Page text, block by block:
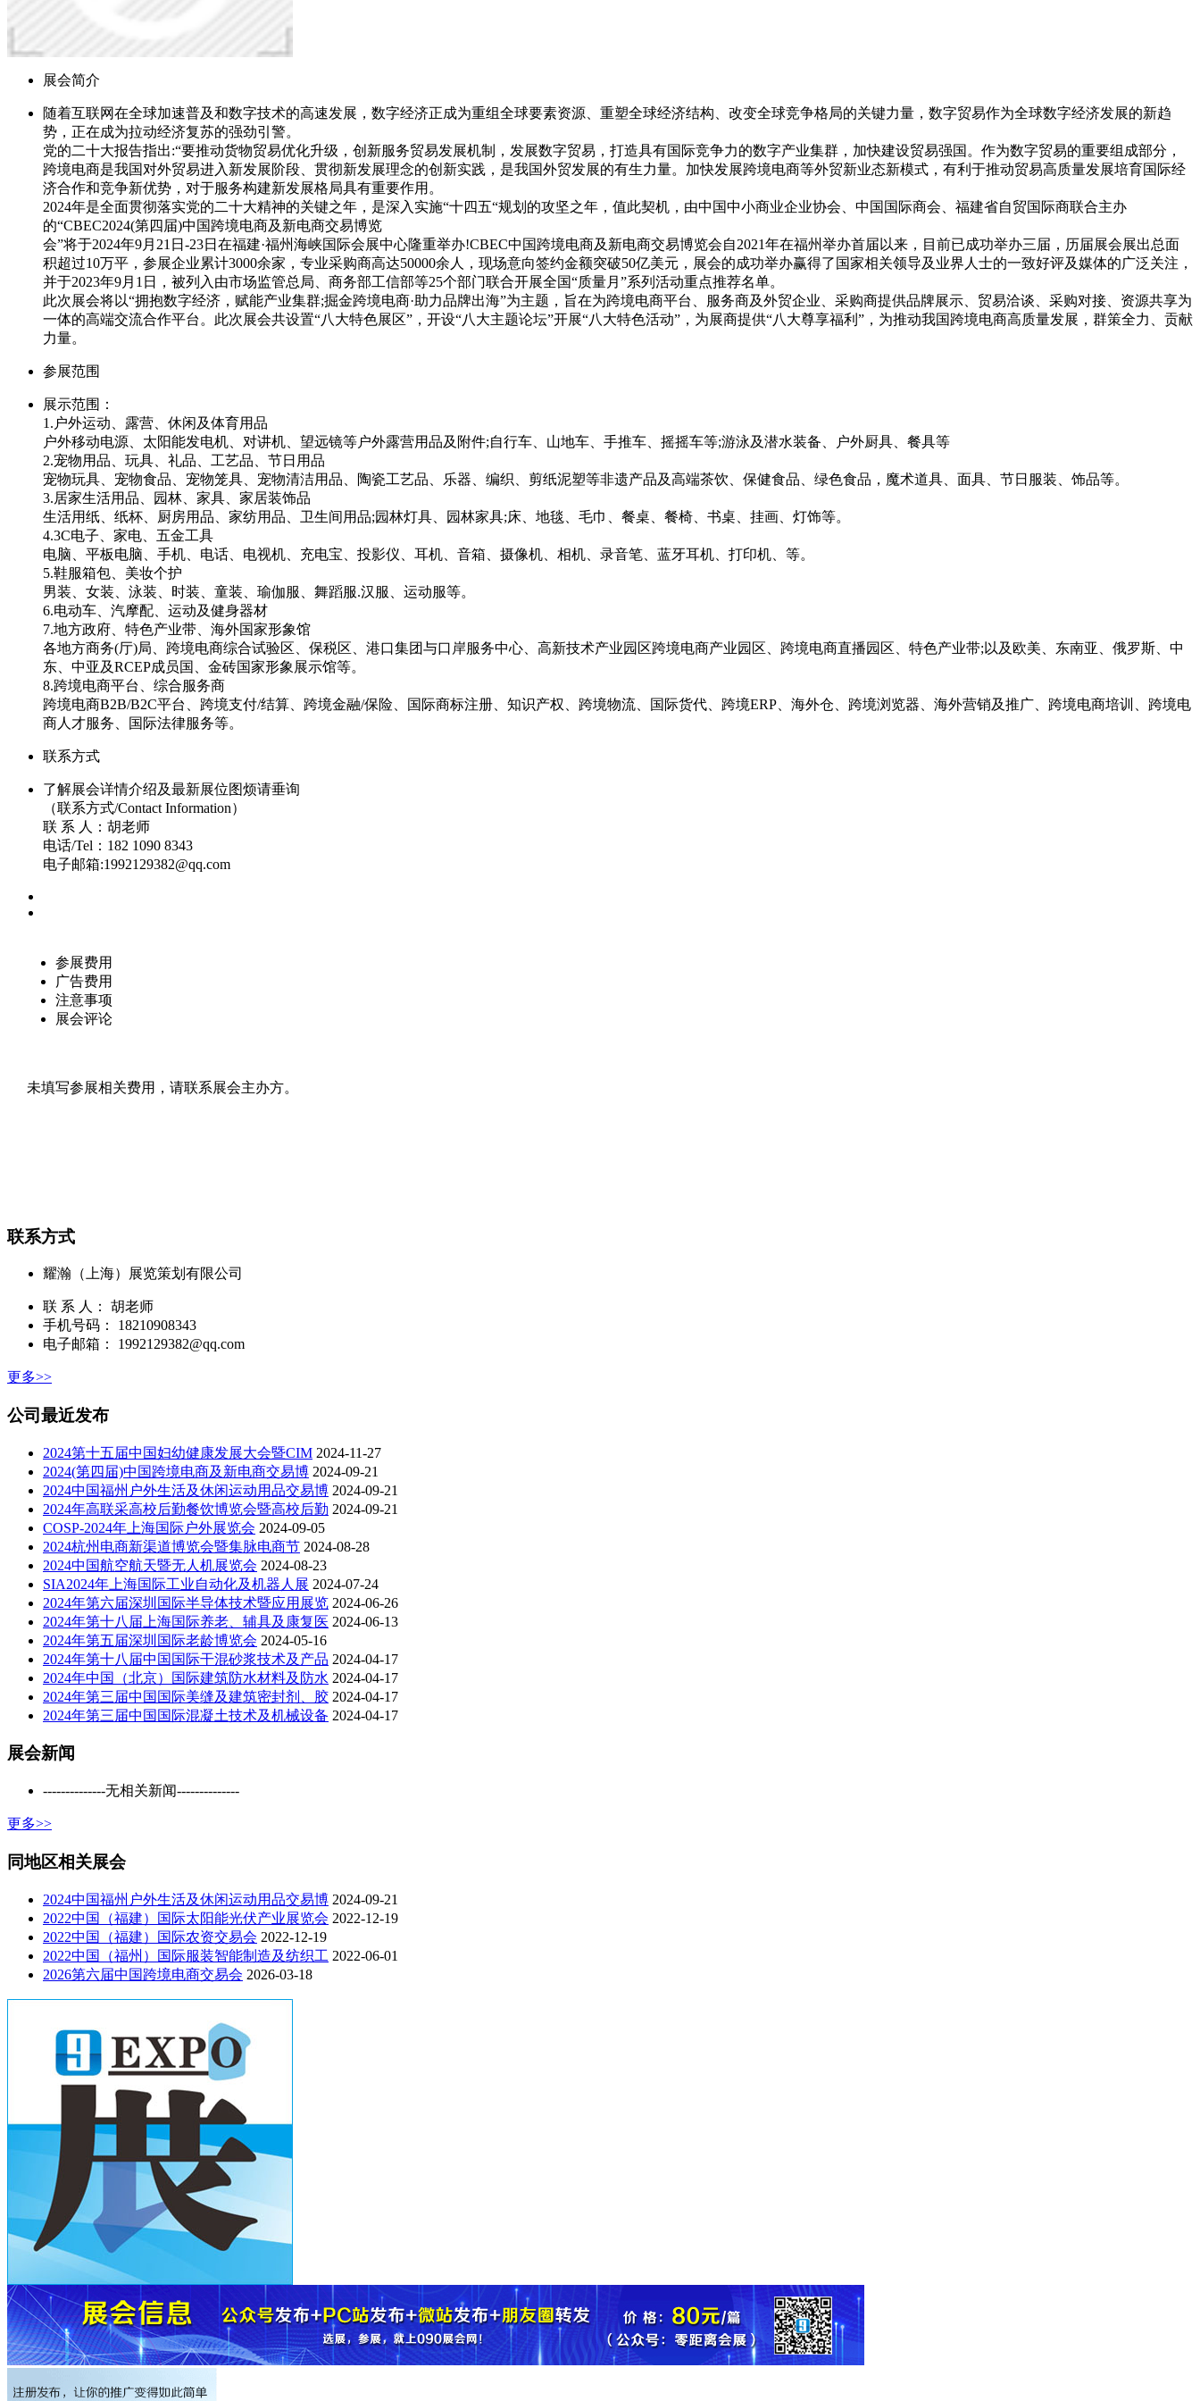
展会简介
随着互联网在全球加速普及和数字技术的高速发展，数字经济正成为重组全球要素资源、重塑全球经济结构、改变全球竞争格局的关键力量，数字贸易作为全球数字经济发展的新趋
势，正在成为拉动经济复苏的强劲引警。
党的二十大报告指出:“要推动货物贸易优化升级，创新服务贸易发展机制，发展数字贸易，打造具有国际竞争力的数字产业集群，加快建设贸易强国。作为数字贸易的重要组成部分，
跨境电商是我国对外贸易进入新发展阶段、贯彻新发展理念的创新实践，是我国外贸发展的有生力量。加快发展跨境电商等外贸新业态新模式，有利于推动贸易高质量发展培育国际经
济合作和竞争新优势，对于服务构建新发展格局具有重要作用。
2024年是全面贯彻落实党的二十大精神的关键之年，是深入实施“十四五“规划的攻坚之年，值此契机，由中国中小商业企业协会、中国国际商会、福建省自贸国际商联合主办
的“CBEC2024(第四届)中国跨境电商及新电商交易博览
会”将于2024年9月21日-23日在福建·福州海峡国际会展中心隆重举办!CBEC中国跨境电商及新电商交易博览会自2021年在福州举办首届以来，目前已成功举办三届，历届展会展出总面
积超过10万平，参展企业累计3000余家，专业采购商高达50000余人，现场意向签约金额突破50亿美元，展会的成功举办赢得了国家相关领导及业界人士的一致好评及媒体的广泛关注，
并于2023年9月1日，被列入由市场监管总局、商务部工信部等25个部门联合开展全国“质量月”系列活动重点推荐名单。
此次展会将以“拥抱数字经济，赋能产业集群;掘金跨境电商·助力品牌出海”为主题，旨在为跨境电商平台、服务商及外贸企业、采购商提供品牌展示、贸易洽谈、采购对接、资源共享为
一体的高端交流合作平台。此次展会共设置“八大特色展区”，开设“八大主题论坛”开展“八大特色活动”，为展商提供“八大尊享福利”，为推动我国跨境电商高质量发展，群策全力、贡献
力量。
参展范围
展示范围：
1.户外运动、露营、休闲及体育用品
户外移动电源、太阳能发电机、对讲机、望远镜等户外露营用品及附件;自行车、山地车、手推车、摇摇车等;游泳及潜水装备、户外厨具、餐具等
2.宠物用品、玩具、礼品、工艺品、节日用品
宠物玩具、宠物食品、宠物笼具、宠物清洁用品、陶瓷工艺品、乐器、编织、剪纸泥塑等非遗产品及高端茶饮、保健食品、绿色食品，魔术道具、面具、节日服装、饰品等。
3.居家生活用品、园林、家具、家居装饰品
生活用纸、纸杯、厨房用品、家纺用品、卫生间用品;园林灯具、园林家具;床、地毯、毛巾、餐桌、餐椅、书桌、挂画、灯饰等。
4.3C电子、家电、五金工具
电脑、平板电脑、手机、电话、电视机、充电宝、投影仪、耳机、音箱、摄像机、相机、录音笔、蓝牙耳机、打印机、等。
5.鞋服箱包、美妆个护
男装、女装、泳装、时装、童装、瑜伽服、舞蹈服.汉服、运动服等。
6.电动车、汽摩配、运动及健身器材
7.地方政府、特色产业带、海外国家形象馆
各地方商务(厅)局、跨境电商综合试验区、保税区、港口集团与口岸服务中心、高新技术产业园区跨境电商产业园区、跨境电商直播园区、特色产业带;以及欧美、东南亚、俄罗斯、中
东、中亚及RCEP成员国、金砖国家形象展示馆等。
8.跨境电商平台、综合服务商
跨境电商B2B/B2C平台、跨境支付/结算、跨境金融/保险、国际商标注册、知识产权、跨境物流、国际货代、跨境ERP、海外仓、跨境浏览器、海外营销及推广、跨境电商培训、跨境电
商人才服务、国际法律服务等。
联系方式
了解展会详情介绍及最新展位图烦请垂询
（联系方式/Contact Information）
联 系 人：胡老师
电话/Tel：182 1090 8343
电子邮箱:1992129382@qq.com
参展费用
广告费用
注意事项
展会评论
未填写参展相关费用，请联系展会主办方。
联系方式
耀瀚（上海）展览策划有限公司
联 系 人： 胡老师
手机号码： 18210908343
电子邮箱： 1992129382@qq.com
更多>>
公司最近发布
2024第十五届中国妇幼健康发展大会暨CIM 2024-11-27
2024(第四届)中国跨境电商及新电商交易博 2024-09-21
2024中国福州户外生活及休闲运动用品交易博 2024-09-21
2024年高联采高校后勤餐饮博览会暨高校后勤 2024-09-21
COSP-2024年上海国际户外展览会 2024-09-05
2024杭州电商新渠道博览会暨集脉电商节 2024-08-28
2024中国航空航天暨无人机展览会 2024-08-23
SIA2024年上海国际工业自动化及机器人展 2024-07-24
2024年第六届深圳国际半导体技术暨应用展览 2024-06-26
2024年第十八届上海国际养老、辅具及康复医 2024-06-13
2024年第五届深圳国际老龄博览会 2024-05-16
2024年第十八届中国国际干混砂浆技术及产品 2024-04-17
2024年中国（北京）国际建筑防水材料及防水 2024-04-17
2024年第三届中国国际美缝及建筑密封剂、胶 2024-04-17
2024年第三届中国国际混凝土技术及机械设备 2024-04-17
展会新闻
--------------无相关新闻--------------
更多>>
同地区相关展会
2024中国福州户外生活及休闲运动用品交易博 2024-09-21
2022中国（福建）国际太阳能光伏产业展览会 2022-12-19
2022中国（福建）国际农资交易会 2022-12-19
2022中国（福州）国际服装智能制造及纺织工 2022-06-01
2026第六届中国跨境电商交易会 2026-03-18